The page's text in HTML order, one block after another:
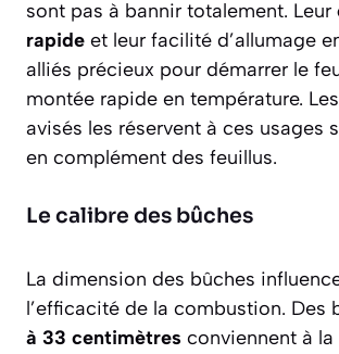
sont pas à bannir totalement. Leur
rapide et leur facilité d’allumage
alliés précieux pour démarrer le
montée rapide en température.
avisés les réservent à ces usages
en complément des feuillus.
Le calibre des bûches
La dimension des bûches
l’efficacité de la combustion. Des
à 33 centimètres conviennent à